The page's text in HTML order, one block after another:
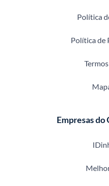
Política
Política de
Empresas do